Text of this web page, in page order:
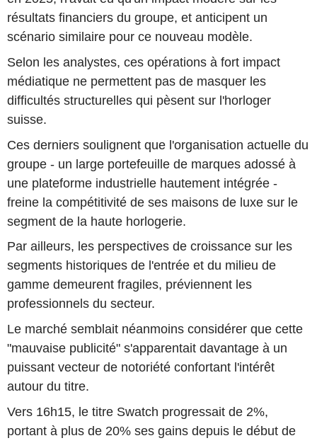
résultats financiers du groupe, et anticipent un
scénario similaire pour ce nouveau modèle.
Selon les analystes, ces opérations à fort impact
médiatique ne permettent pas de masquer les
difficultés structurelles qui pèsent sur l'horloger
suisse.
Ces derniers soulignent que l'organisation actuelle du
groupe - un large portefeuille de marques adossé à
une plateforme industrielle hautement intégrée -
freine la compétitivité de ses maisons de luxe sur le
segment de la haute horlogerie.
Par ailleurs, les perspectives de croissance sur les
segments historiques de l'entrée et du milieu de
gamme demeurent fragiles, préviennent les
professionnels du secteur.
Le marché semblait néanmoins considérer que cette
"mauvaise publicité" s'apparentait davantage à un
puissant vecteur de notoriété confortant l'intérêt
autour du titre.
Vers 16h15, le titre Swatch progressait de 2%,
portant à plus de 20% ses gains depuis le début de